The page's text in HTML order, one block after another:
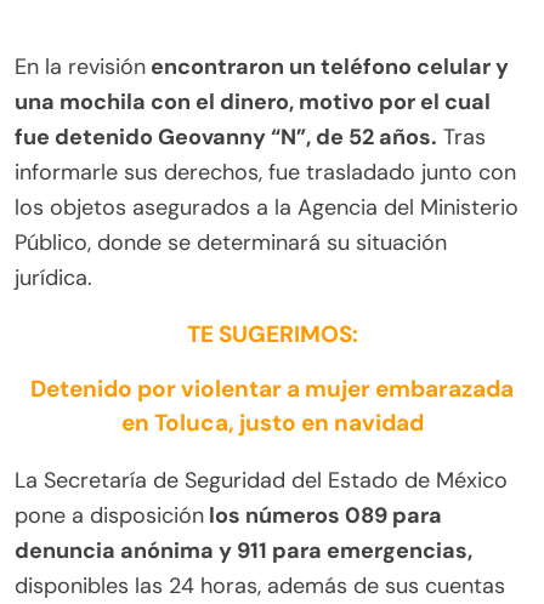
En la revisión encontraron un teléfono celular y
una mochila con el dinero, motivo por el cual
fue detenido Geovanny “N”, de 52 años. Tras
informarle sus derechos, fue trasladado junto con
los objetos asegurados a la Agencia del Ministerio
Público, donde se determinará su situación
jurídica.
TE SUGERIMOS:
Detenido por violentar a mujer embarazada
en Toluca, justo en navidad
La Secretaría de Seguridad del Estado de México
pone a disposición los números 089 para
denuncia anónima y 911 para emergencias,
disponibles las 24 horas, además de sus cuentas